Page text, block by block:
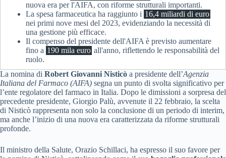
nuova era per l'AIFA, con riforme strutturali importanti.
La spesa farmaceutica ha raggiunto i 16,4 miliardi di euro
nei primi nove mesi del 2023, evidenziando la necessità di
una gestione più efficace.
Il compenso del presidente dell'AIFA è previsto aumentare
fino a 190 mila euro all'anno, riflettendo le responsabilità del
ruolo.
La nomina di Robert Giovanni Nisticò a presidente dell’Agenzia
Italiana del Farmaco (AIFA) segna un punto di svolta significativo per
l’ente regolatore del farmaco in Italia. Dopo le dimissioni a sorpresa del
precedente presidente, Giorgio Palù, avvenute il 22 febbraio, la scelta
di Nisticò rappresenta non solo la conclusione di un periodo di interim,
ma anche l’inizio di una nuova era caratterizzata da riforme strutturali
profonde.
Il ministro della Salute, Orazio Schillaci, ha espresso il suo favore per